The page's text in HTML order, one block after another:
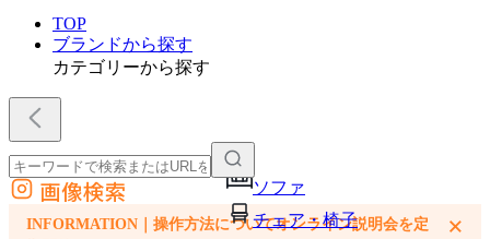
TOP
ブランドから探す
カテゴリーから探す
ソファ
チェア・椅子
外部サイトの商品をカートに追加
他のサイトで見つけた商品ページのURLを貼り付けて、カートに追加できます
画像検索
INFORMATION｜操作方法についてオンライン説明会を定
×